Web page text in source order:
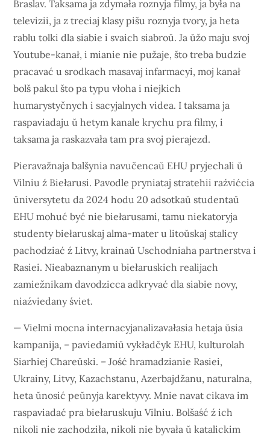
Braslav. Taksama ja zdymała roznyja filmy, ja była na
televizii, ja z treciaj klasy pišu roznyja tvory, ja heta
rablu tolki dla siabie i svaich siabroŭ. Ja ŭžo maju svoj
Youtube-kanał, i mianie nie pužaje, što treba budzie
pracavać u srodkach masavaj infarmacyi, moj kanał
bolš pakul što pa typu vłoha i niejkich
humarystyčnych i sacyjalnych videa. I taksama ja
raspaviadaju ŭ hetym kanale krychu pra filmy, i
taksama ja raskazvała tam pra svoj pierajezd.
Pieravažnaja balšynia navučencaŭ EHU pryjechali ŭ
Vilniu ź Biełarusi. Pavodle pryniataj stratehii raźvićcia
ŭniversytetu da 2024 hodu 20 adsotkaŭ studentaŭ
EHU mohuć być nie biełarusami, tamu niekatoryja
studenty biełaruskaj alma-mater u litoŭskaj stalicy
pachodziać ź Litvy, krainaŭ Uschodniaha partnerstva i
Rasiei. Nieabaznanym u biełaruskich realijach
zamiežnikam davodzicca adkryvać dla siabie novy,
niaźviedany śviet.
— Vielmi mocna internacyjanalizavałasia hetaja ŭsia
kampanija, – paviedamiŭ vykładčyk EHU, kulturolah
Siarhiej Chareŭski. – Jość hramadzianie Rasiei,
Ukrainy, Litvy, Kazachstanu, Azerbajdžanu, naturalna,
heta ŭnosić peŭnyja karektyvy. Mnie navat cikava im
raspaviadać pra biełaruskuju Vilniu. Bolšaść ź ich
nikoli nie zachodziła, nikoli nie byvała ŭ katalickim